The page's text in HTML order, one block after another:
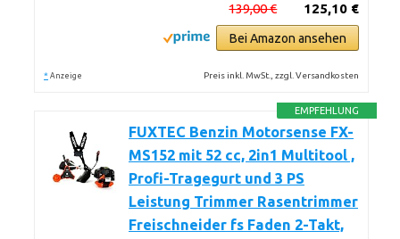
125,10 €
139,00 €
Bei Amazon ansehen
* Anzeige Preis inkl. MwSt., zzgl. Versandkosten
EMPFEHLUNG
FUXTEC Benzin Motorsense FX-
MS152 mit 52 cc, 2in1 Multitool ,
Profi-Tragegurt und 3 PS
Leistung Trimmer Rasentrimmer
Freischneider fs Faden 2-Takt,